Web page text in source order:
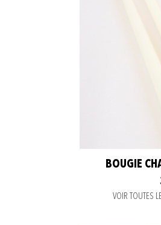
BOUGIE
VOIR TOUTES